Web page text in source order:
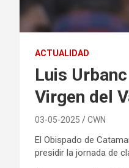
ACTUALIDAD
Luis
Virgen del
03-05-2025 CWN
El Obispado de
presidir la jornada de